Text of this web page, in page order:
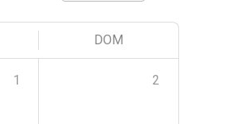
DOM
1 2